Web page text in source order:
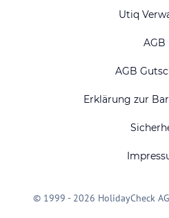
Utiq
AGB
AGB
Erklärung zur
© 1999 - 2026 HolidayCheck